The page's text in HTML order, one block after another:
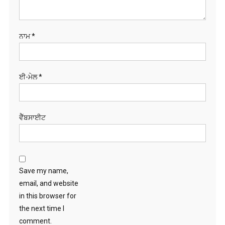
ਨਾਮ*
ਈ-ਮੇਲ*
ਵੈੱਬਸਾਈਟ
Save my name,
email, and website
in this browser for
the next time I
comment.